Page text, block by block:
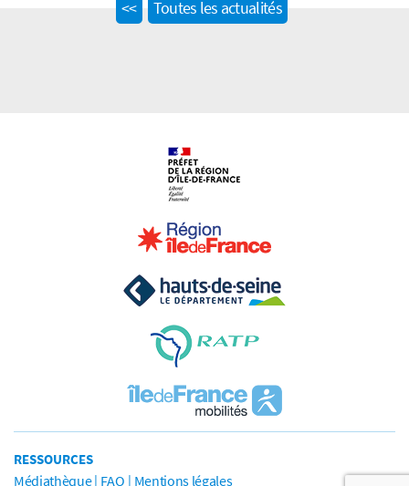
<<Previous
Toutes les actualités
RESSOURCES
Médiathèque FAQ Mentions légales